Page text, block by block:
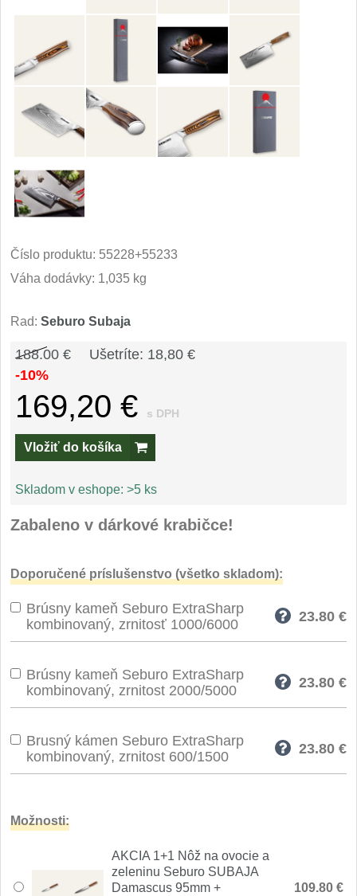
Vreckové
Turistické 7
Speciální 4
Nože s pevnou čepeľou
Taktické 8
Outdoorové
Špeciálne nože
Vrhacie
Záchranárske
Ostrenie nožov
Ostřiče nožů 8
Brusné kameny 3
Nože SEBURO
Nože Seburo SARADA
Nože Seburo SUBAJA 92
Nože Seburo HOGANI 20
Nože Tojiro Shippu
Číslo produktu: 55228+55233
Váha dodávky: 1,035 kg
Rad: Seburo Subaja
188.00 € Ušetríte: 18,80 €
-10%
169,20 € s DPH
Vložiť do košíka
Skladom v eshope: >5 ks
Zabaleno v dárkové krabičce!
Doporučené príslušenstvo (všetko skladom):
Brúsny kameň Seburo ExtraSharp
kombinovaný, zrnitosť 1000/6000
23.80 €
Brúsny kameň Seburo ExtraSharp
kombinovaný, zrnitost 2000/5000
23.80 €
Brusný kámen Seburo ExtraSharp
kombinovaný, zrnitost 600/1500
23.80 €
Možnosti:
AKCIA 1+1 Nôž na ovocie a
zeleninu Seburo SUBAJA
Damascus 95mm +
109.80 €